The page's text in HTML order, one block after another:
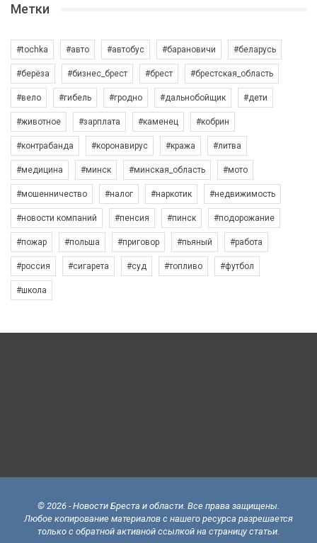
Метки
#tochka #авто #автобус #барановичи #беларусь
#берёза #бизнес_брест #брест #брестская_область
#вело #гибель #гродно #дальнобойщик #дети
#животное #зарплата #каменец #кобрин
#контрабанда #коронавирус #кража #литва
#медицина #минск #минская_область #мото
#мошенничество #налог #наркотик #недвижимость
#новости компаний #пенсия #пинск #подорожание
#пожар #польша #приговор #пьяный #работа
#россия #сигарета #суд #топливо #футбол
#школа
© 2026 - Новости Бреста и области. Все права защищены.
Любое копирование материалов с нашего ресурса разрешается
только с обратной активной ссылкой на страницу статьи.